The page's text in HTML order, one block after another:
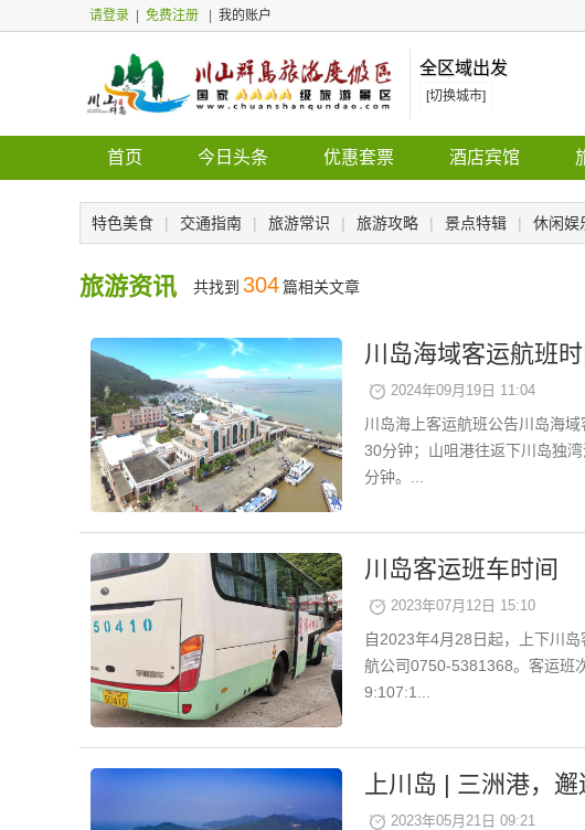
请登录 免费注册 我的账户
全区域出发
[切换城市]
首页 今日头条 优惠套票 酒店宾馆
特色美食 | 交通指南 | 旅游常识 | 旅游攻略 | 景点特辑 | 休闲娱
旅游资讯 共找到 304篇相关文章
川岛海域客运航班时
2024年09月19日 11:04
川岛海上客运航班公告川岛海
30分钟；山咀港往返下川岛独
分钟。...
川岛客运班车时间
2023年07月12日 15:10
自2023年4月28日起，上下川
航公司0750-5381368。客运
9:107:1...
上川岛 | 三洲港，
2023年05月21日 09:21